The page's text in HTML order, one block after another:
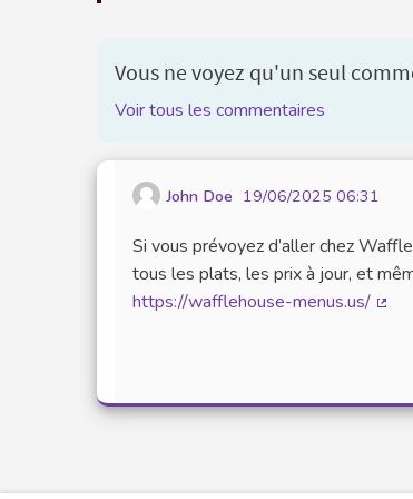
Vous ne voyez qu'un seul
Voir tous les commentaires
John Doe 19/06/2025 06:31
Si vous prévoyez d’aller chez
tous les plats, les prix à jour, et
https://wafflehouse-menus.us/